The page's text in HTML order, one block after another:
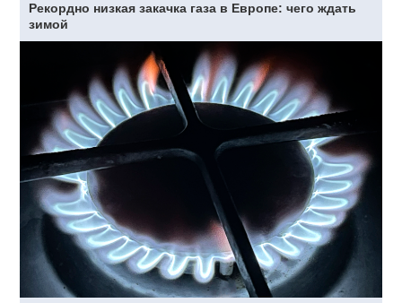
Рекордно низкая закачка газа в Европе: чего ждать
зимой